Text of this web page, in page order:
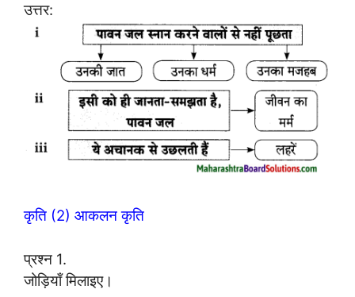
उत्तर:
कृति (2) आकलन कृति
प्रश्न 1.
जोड़ियाँ मिलाइए।